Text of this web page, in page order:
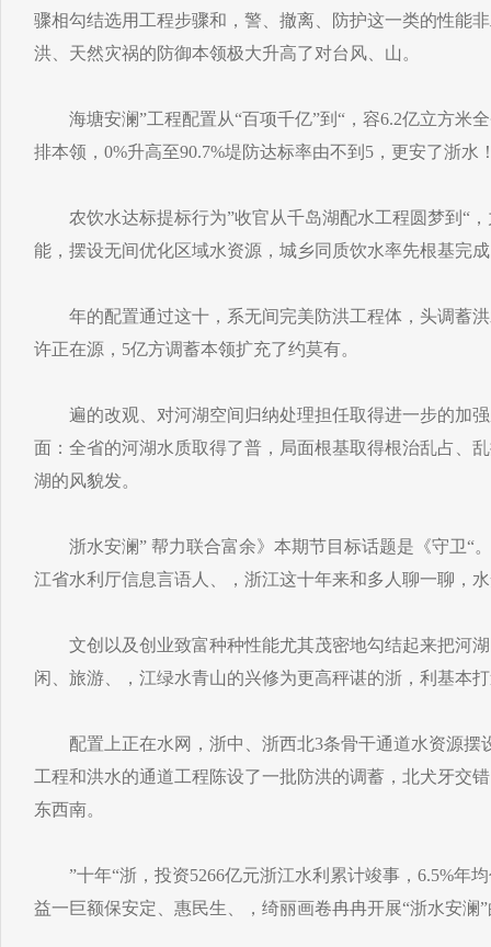
骤相勾结选用工程步骤和，警、撤离、防护这一类的性能
洪、天然灾祸的防御本领极大升高了对台风、山。
海塘安澜”工程配置从“百项千亿”到“，容6.2亿立方米
排本领，0%升高至90.7%堤防达标率由不到5，更安了浙水
农饮水达标提标行为”收官从千岛湖配水工程圆梦到“，
能，摆设无间优化区域水资源，城乡同质饮水率先根基完
年的配置通过这十，系无间完美防洪工程体，头调蓄洪
许正在源，5亿方调蓄本领扩充了约莫有。
遍的改观、对河湖空间归纳处理担任取得进一步的加强
面：全省的河湖水质取得了普，局面根基取得根治乱占、
湖的风貌发。
浙水安澜” 帮力联合富余》本期节目标话题是《守卫“
江省水利厅信息言语人、，浙江这十年来和多人聊一聊，
文创以及创业致富种种性能尤其茂密地勾结起来把河湖
闲、旅游、，江绿水青山的兴修为更高秤谌的浙，利基本
配置上正在水网，浙中、浙西北3条骨干通道水资源摆
工程和洪水的通道工程陈设了一批防洪的调蓄，北犬牙交
东西南。
”十年“浙，投资5266亿元浙江水利累计竣事，6.5%年
益一巨额保安定、惠民生、，绮丽画卷冉冉开展“浙水安澜